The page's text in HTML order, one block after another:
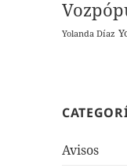
Yolanda Díaz
Avisos